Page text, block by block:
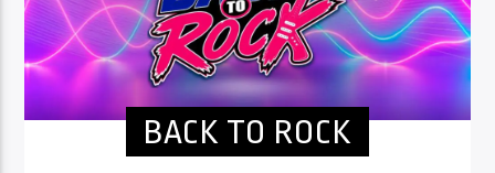
BACK TO ROCK